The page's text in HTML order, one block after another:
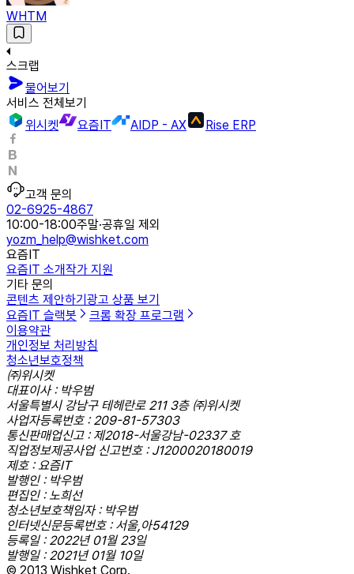
WHTM
스크랩
물어보기
서비스 전체보기
위시켓
요즘IT AIDP - AX Rise ERP
고객 문의
02-6925-4867
10:00-18:00주말·공휴일 제외
yozm_help@wishket.com
요즘IT
요즘IT 소개작가 지원
기타 문의
콘텐츠 제안하기 광고 상품 보기
요즘IT 슬랙봇
크롬 확장 프로그램
이용약관
개인정보 처리방침
청소년보호정책
㈜위시켓
대표이사 : 박우범
서울특별시 강남구 테헤란로 211 3층 ㈜위시켓
사업자등록번호 : 209-81-57303
통신판매업신고 : 제2018-서울강남-02337 호
직업정보제공사업 신고번호 : J1200020180019
제호 : 요즘IT
발행인 : 박우범
편집인 : 노희선
청소년보호책임자 : 박우범
인터넷신문등록번호 : 서울,아54129
등록일 : 2022년 01월 23일
발행일 : 2021년 01월 10일
© 2013 Wishket Corp.